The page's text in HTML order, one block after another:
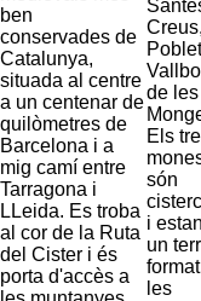
ben
conservades de
Catalunya,
situada al centre
a un centenar de
quilòmetres de
Barcelona i a
mig camí entre
Tarragona i
LLeida. Es troba
al cor de la Ruta
del Cister i és
porta d'accès a
Creus,
de les
Els
són
i
un
les